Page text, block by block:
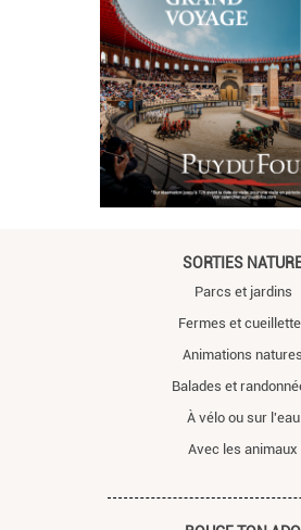
SORTIES
Parcs et jardins
Fermes et
Animations natures
Balades et
À vélo ou sur l'eau
Avec les animaux